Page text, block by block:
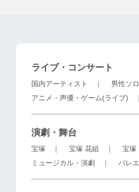
ライブ・コンサート
国内アーティスト ｜ 男性ソロ
アニメ・声優・ゲーム(ライブ)
演劇・舞台
宝塚 ｜ 宝塚 花組 ｜ 宝塚
ミュージカル・演劇
｜ バレ